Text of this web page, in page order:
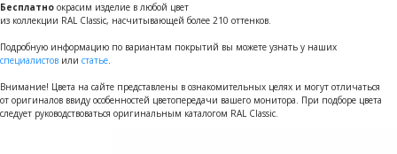
Бесплатно окрасим изделие в любой цвет
из коллекции RAL Classic, насчитывающей более 210 оттенков.
Подробную информацию по вариантам покрытий вы можете узнать у наших
специалистов или статье.
Внимание! Цвета на сайте представлены в ознакомительных целях и могут отличаться
от оригиналов ввиду особенностей цветопередачи вашего монитора. При подборе цвета
следует руководствоваться оригинальным каталогом RAL Classic.